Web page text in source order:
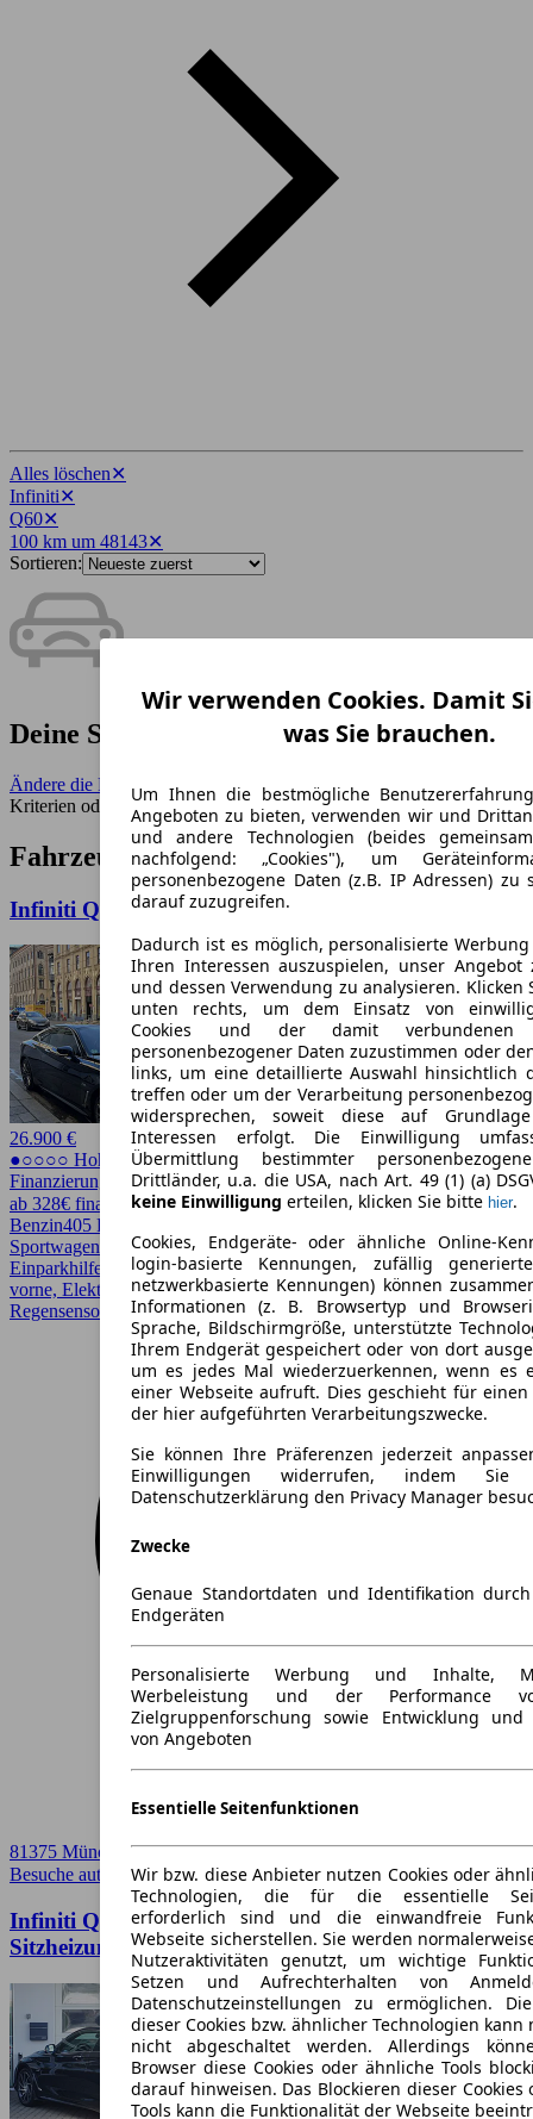
Alles löschen✕
Infiniti✕
Q60✕
100 km um 48143✕
Sortieren:
Deine Suche ergab keine Treffer.
Ändere die Filter - Benutze einen größeren Umkreis, weniger
Kriterien oder entferne seltene Merkmale.
Fahrzeuge ähnlich zur Suche:
Infiniti Q60 Q60S 3.0t Coupe Aut. AWD Sport
26.900 €
●○○○○ Hoher Preis
Finanzierung möglich
ab 328€ finanzieren ↗
Benzin405 PS (298 kW)
Sportwagen 2 Türen
Einparkhilfe, Einparkhilfe Sensoren hinten, Einparkhilfe Sensoren
vorne, Elektrische Sitze, LED, LED-Scheinwerfer, Lichtsensor,
Regensensor, Scheckheftgepflegt, Sitzheizung, Totwinkel-Assistent
81375 München, Landeshauptstadt
Besuche autoscout24.de➚
Infiniti Q60 Coupe 2.0 Aut. 2-Zonen-Klima Navi
Sitzheizung
Wir verwenden Cookies. Damit
was Sie brauchen.
Um Ihnen die bestmögliche
Angeboten zu bieten, verwenden wir und
und andere Technologien (beides
nachfolgend: „Cookies"), um
personenbezogene Daten (z.B. IP Adressen) zu
darauf zuzugreifen.
Dadurch ist es möglich, personalisierte
Ihren Interessen auszuspielen, unser Angebot
und dessen Verwendung zu analysieren. Klicken
unten rechts, um dem Einsatz von
Cookies und der damit verbundenen
personenbezogener Daten zuzustimmen oder
links, um eine detaillierte Auswahl hinsichtlich
treffen oder um der Verarbeitung
widersprechen, soweit diese auf
Interessen erfolgt. Die Einwilligung
Übermittlung bestimmter
Drittländer, u.a. die USA, nach Art. 49 (1) (a)
keine Einwilligung erteilen, klicken Sie bitte hier.
Cookies, Endgeräte- oder ähnliche Online-
login-basierte Kennungen, zufällig
netzwerkbasierte Kennungen) können
Informationen (z. B. Browsertyp und
Sprache, Bildschirmgröße, unterstützte
Ihrem Endgerät gespeichert oder von dort
um es jedes Mal wiederzuerkennen, wenn es
einer Webseite aufruft. Dies geschieht für
der hier aufgeführten Verarbeitungszwecke.
Sie können Ihre Präferenzen jederzeit
Einwilligungen widerrufen, indem
Datenschutzerklärung den Privacy Manager
Zwecke
Genaue Standortdaten und Identifikation
Endgeräten
Personalisierte Werbung und Inhalte,
Werbeleistung und der Performance
Zielgruppenforschung sowie Entwicklung und
von Angeboten
Essentielle Seitenfunktionen
Wir bzw. diese Anbieter nutzen Cookies oder
Technologien, die für die essentielle
erforderlich sind und die einwandfreie
Webseite sicherstellen. Sie werden
Nutzeraktivitäten genutzt, um wichtige
Setzen und Aufrechterhalten von
Datenschutzeinstellungen zu ermöglichen.
dieser Cookies bzw. ähnlicher Technologien kann
nicht abgeschaltet werden. Allerdings
Browser diese Cookies oder ähnliche Tools
darauf hinweisen. Das Blockieren dieser
Tools kann die Funktionalität der Webseite